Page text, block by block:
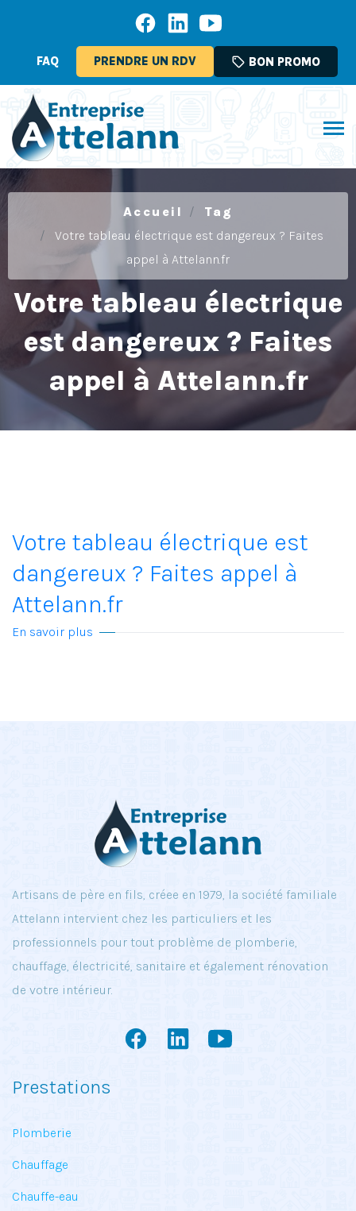
FAQ PRENDRE UN RDV sell BON PROMO
Accueil
Tag
Votre tableau électrique est dangereux ? Faites
appel à Attelann.fr
Votre tableau électrique
est dangereux ? Faites
appel à Attelann.fr
Votre tableau électrique est
dangereux ? Faites appel à
Attelann.fr
En savoir plus
Artisans de père en fils, créee en 1979, la société familiale
Attelann intervient chez les particuliers et les
professionnels pour tout problème de plomberie,
chauffage, électricité, sanitaire et également rénovation
de votre intérieur.
Prestations
Plomberie
Chauffage
Chauffe-eau